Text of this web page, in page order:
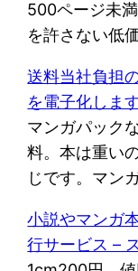
500ページ未
を許さない低
送料当社負担
を電子化しま
マンガパック
料。本は重い
じです。マン
小説やマンガ
行サービス –